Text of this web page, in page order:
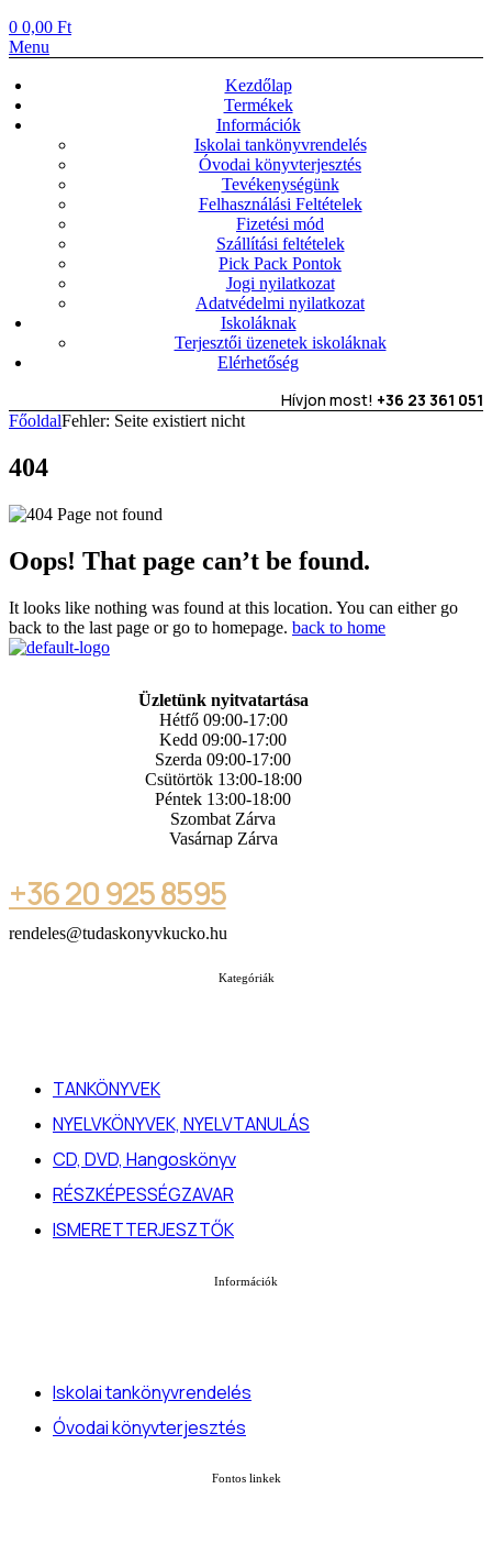
0 0,00 Ft
Menu
Kezdőlap
Termékek
Információk
Iskolai tankönyvrendelés
Óvodai könyvterjesztés
Tevékenységünk
Felhasználási Feltételek
Fizetési mód
Szállítási feltételek
Pick Pack Pontok
Jogi nyilatkozat
Adatvédelmi nyilatkozat
Iskoláknak
Terjesztői üzenetek iskoláknak
Elérhetőség
Hívjon most! +36 23 361 051
FőoldalFehler: Seite existiert nicht
404
Oops! That page can’t be found.
It looks like nothing was found at this location. You can either go
back to the last page or go to homepage. back to home
Üzletünk nyitvatartása
Hétfő 09:00-17:00
Kedd 09:00-17:00
Szerda 09:00-17:00
Csütörtök 13:00-18:00
Péntek 13:00-18:00
Szombat Zárva
Vasárnap Zárva
+36 20 925 8595
rendeles@tudaskonyvkucko.hu
Kategóriák
TANKÖNYVEK
NYELVKÖNYVEK, NYELVTANULÁS
CD, DVD, Hangoskönyv
RÉSZKÉPESSÉGZAVAR
ISMERETTERJESZTŐK
Információk
Iskolai tankönyvrendelés
Óvodai könyvterjesztés
Fontos linkek